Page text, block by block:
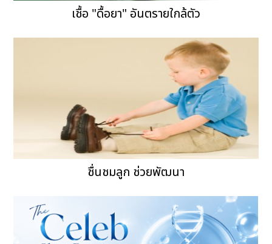
เชื้อ "ดื้อยา" อันตรายใกล้ตัว
ชื่นชมลูก ช่วยพัฒนา